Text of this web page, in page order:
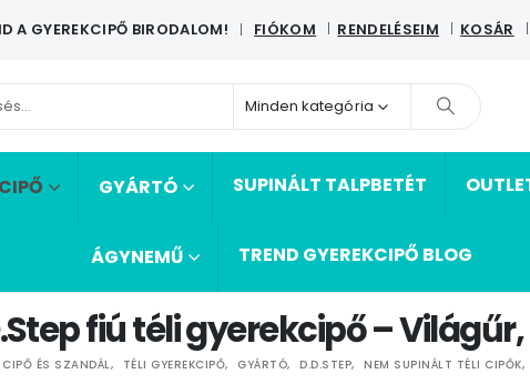
A GYEREKCIPŐ BIRODALOM! | FIÓKOM RENDELÉSEIM KOSÁR
Minden kategória
GYÁRTÓ SUPINÁLT TALPBETÉT
ÁGYNEMŰ TREND GYEREKCIPŐ BLOG
fiú téli gyerekcipő –
ÉS SZANDÁL, TÉLI GYEREKCIPŐ, GYÁRTÓ, D.D.STEP, NEM SUPINÁLT TÉLI CIPŐK,